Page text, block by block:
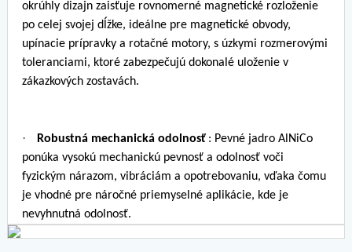
okrúhly dizajn zaisťuje rovnomerné magnetické rozloženie
po celej svojej dĺžke, ideálne pre magnetické obvody,
upínacie prípravky a rotačné motory, s úzkymi rozmerovými
toleranciami, ktoré zabezpečujú dokonalé uloženie v
zákazkových zostavách.
· Robustná mechanická odolnosť : Pevné jadro AlNiCo
ponúka vysokú mechanickú pevnosť a odolnosť voči
fyzickým nárazom, vibráciám a opotrebovaniu, vďaka čomu
je vhodné pre náročné priemyselné aplikácie, kde je
nevyhnutná odolnosť.